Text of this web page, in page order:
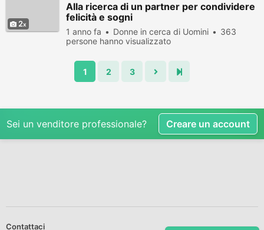
2
Alla ricerca di un partner per condividere
felicità e sogni
1 anno fa Donne in cerca di Uomini
363
persone hanno visualizzato
1 2 3
Sei un venditore professionale? Creare un account
Contattaci